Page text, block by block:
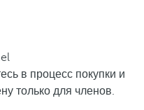
в процесс покупки и
только для членов.